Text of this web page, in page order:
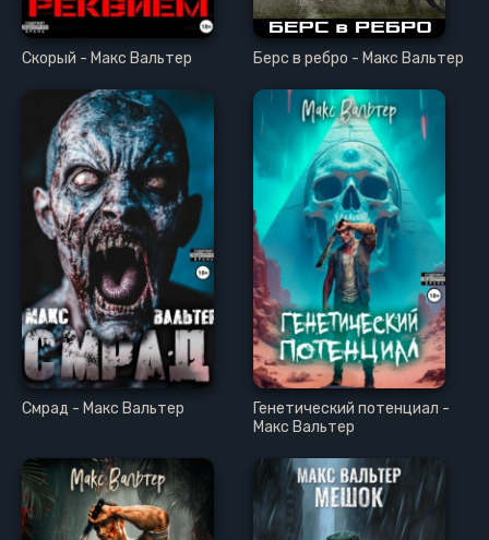
Скорый - Макс Вальтер Берс в ребро - Макс Вальтер
Смрад - Макс Вальтер
Генетический потенциал -
Макс Вальтер